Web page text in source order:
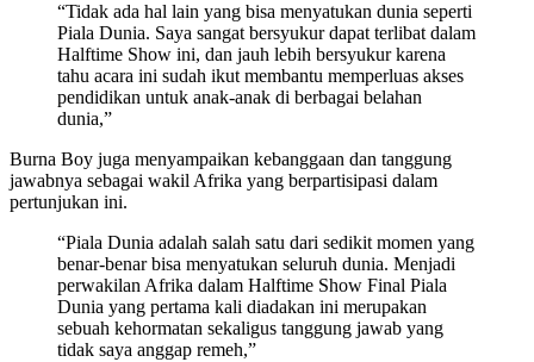
“Tidak ada hal lain yang bisa menyatukan dunia seperti
Piala Dunia. Saya sangat bersyukur dapat terlibat dalam
Halftime Show ini, dan jauh lebih bersyukur karena
tahu acara ini sudah ikut membantu memperluas akses
pendidikan untuk anak-anak di berbagai belahan
dunia,”
Burna Boy juga menyampaikan kebanggaan dan tanggung
jawabnya sebagai wakil Afrika yang berpartisipasi dalam
pertunjukan ini.
“Piala Dunia adalah salah satu dari sedikit momen yang
benar-benar bisa menyatukan seluruh dunia. Menjadi
perwakilan Afrika dalam Halftime Show Final Piala
Dunia yang pertama kali diadakan ini merupakan
sebuah kehormatan sekaligus tanggung jawab yang
tidak saya anggap remeh,”